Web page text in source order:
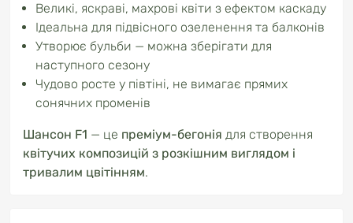
Великі, яскраві, махрові квіти з ефектом каскаду
Ідеальна для підвісного озеленення та балконів
Утворює бульби — можна зберігати для
наступного сезону
Чудово росте у півтіні, не вимагає прямих
сонячних променів
Шансон F1 — це преміум-бегонія для створення
квітучих композицій з розкішним виглядом і
тривалим цвітінням.